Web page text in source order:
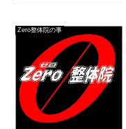
Zero整体院の事